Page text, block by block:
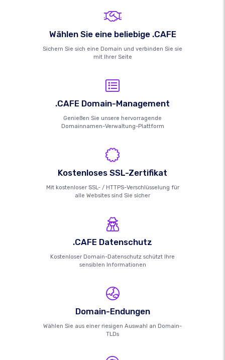
Wählen Sie eine beliebige .CAFE
Sichern Sie sich eine Domain und verbinden Sie sie
mit Ihrer Seite
.CAFE Domain-Management
Genießen Sie unsere hervorragende
Domainnamen-Verwaltung-Plattform
Kostenloses SSL-Zertifikat
Mit kostenloser SSL- / HTTPS-Verschlüsselung für
alle Websites sind Sie sicher
.CAFE Datenschutz
Kostenloser Domain-Datenschutz schützt Ihre
sensiblen Informationen
Domain-Endungen
Wählen Sie aus einer riesigen Auswahl an Domain-
TLDs